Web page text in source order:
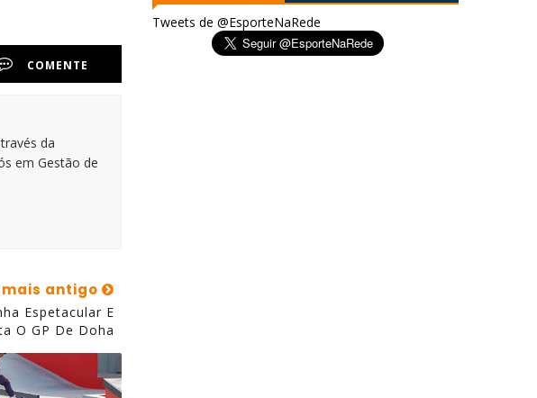
COMENTE
da
em Gestão de
mais antigo
Espetacular E
O GP De Doha
Tweets de @EsporteNaRede